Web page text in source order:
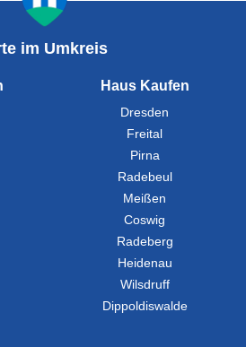
im Umkreis
Haus Kaufen
Dresden
Freital
Pirna
Radebeul
Meißen
Coswig
Radeberg
Heidenau
Wilsdruff
Dippoldiswalde